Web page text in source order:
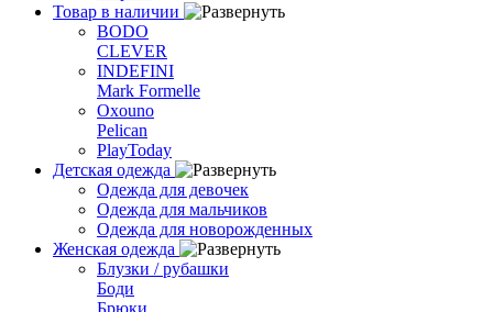
Товар в наличии
BODO
CLEVER
INDEFINI
Mark Formelle
Oxouno
Pelican
PlayToday
Детская одежда
Одежда для девочек
Одежда для мальчиков
Одежда для новорожденных
Женская одежда
Блузки / рубашки
Боди
Брюки